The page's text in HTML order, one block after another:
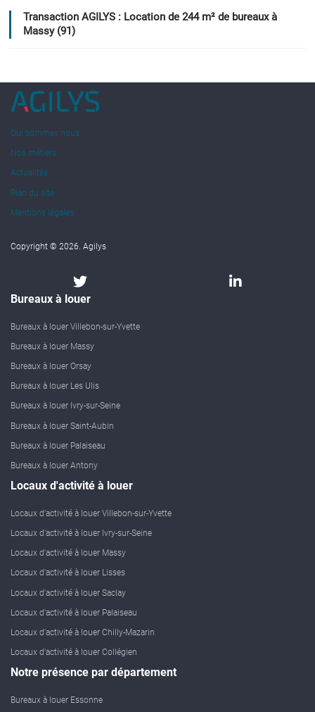
Transaction AGILYS : Location de 244 m² de bureaux à
Massy (91)
Qui sommes nous
Nos métiers
Actualités
Plan du site
Mentions légales
Copyright © 2026. Agilys
Bureaux à louer
Bureaux à louer Villebon-sur-Yvette
Bureaux à louer Massy
Bureaux à louer Orsay
Bureaux à louer Les Ulis
Bureaux à louer Ivry-sur-Seine
Bureaux à louer Saint-Aubin
Bureaux à louer Palaiseau
Bureaux à louer Antony
Locaux d'activité à louer
Locaux d'activité à louer Villebon-sur-Yvette
Locaux d'activité à louer Ivry-sur-Seine
Locaux d'activité à louer Massy
Locaux d'activité à louer Lisses
Locaux d'activité à louer Saclay
Locaux d'activité à louer Palaiseau
Locaux d'activité à louer Chilly-Mazarin
Locaux d'activité à louer Collégien
Notre présence par département
Bureaux à louer Essonne